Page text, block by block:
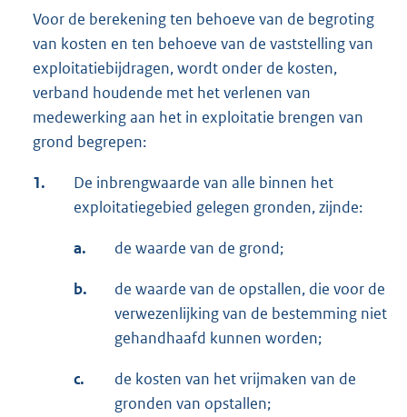
Voor de berekening ten behoeve van de begroting
van kosten en ten behoeve van de vaststelling van
exploitatiebijdragen, wordt onder de kosten,
verband houdende met het verlenen van
medewerking aan het in exploitatie brengen van
grond begrepen:
1.
De inbrengwaarde van alle binnen het
exploitatiegebied gelegen gronden, zijnde:
a. de waarde van de grond;
b.
de waarde van de opstallen, die voor de
verwezenlijking van de bestemming niet
gehandhaafd kunnen worden;
c.
de kosten van het vrijmaken van de
gronden van opstallen;